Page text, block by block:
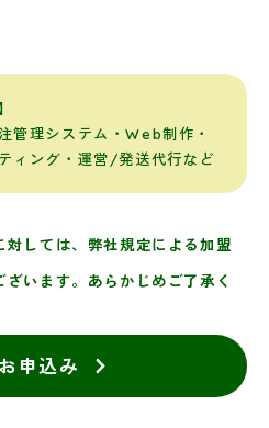
管理システム・Web制作・
ィング・運営/発送代行など
しては、弊社規定による加盟
います。あらかじめご了承く
申込み